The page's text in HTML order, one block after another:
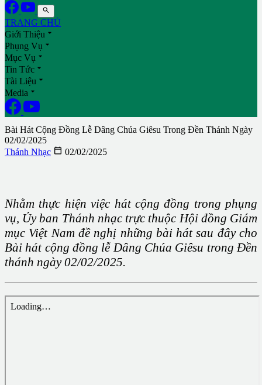

TRANG CHỦ
Giới Thiệu 
Phụng Vụ 
Mục Vụ 
Tin Tức 
Tài Liệu 
Media 
Bài Hát Cộng Đồng Lễ Dâng Chúa Giêsu Trong Đền Thánh Ngày
02/02/2025
Thánh Nhạc  02/02/2025
Nhằm thực hiện việc hát cộng đồng trong phụng
vụ, Ủy ban Thánh nhạc trực thuộc Hội đồng Giám
mục Việt Nam đề nghị những bài hát sau đây cho
Bài hát cộng đồng lễ Dâng Chúa Giêsu trong Đền
thánh ngày 02/02/2025.